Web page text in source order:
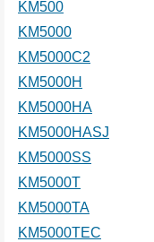
KM500
KM5000
KM5000C2
KM5000H
KM5000HA
KM5000HASJ
KM5000SS
KM5000T
KM5000TA
KM5000TEC